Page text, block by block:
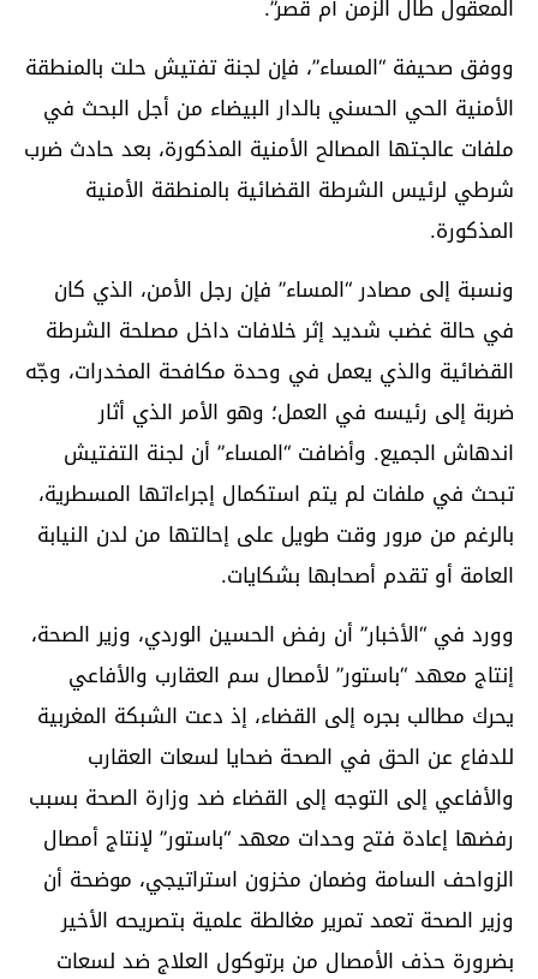
المعقول طال الزمن أم قصر”.
ووفق صحيفة “المساء”، فإن لجنة تفتيش حلت بالمنطقة
الأمنية الحي الحسني بالدار البيضاء من أجل البحث في
ملفات عالجتها المصالح الأمنية المذكورة، بعد حادث ضرب
شرطي لرئيس الشرطة القضائية بالمنطقة الأمنية
المذكورة.
ونسبة إلى مصادر “المساء” فإن رجل الأمن، الذي كان
في حالة غضب شديد إثر خلافات داخل مصلحة الشرطة
القضائية والذي يعمل في وحدة مكافحة المخدرات، وجّه
ضربة إلى رئيسه في العمل؛ وهو الأمر الذي أثار
اندهاش الجميع. وأضافت “المساء” أن لجنة التفتيش
تبحث في ملفات لم يتم استكمال إجراءاتها المسطرية،
بالرغم من مرور وقت طويل على إحالتها من لدن النيابة
العامة أو تقدم أصحابها بشكايات.
وورد في “الأخبار” أن رفض الحسين الوردي، وزير الصحة،
إنتاج معهد “باستور” لأمصال سم العقارب والأفاعي
يحرك مطالب بجره إلى القضاء، إذ دعت الشبكة المغربية
للدفاع عن الحق في الصحة ضحايا لسعات العقارب
والأفاعي إلى التوجه إلى القضاء ضد وزارة الصحة بسبب
رفضها إعادة فتح وحدات معهد “باستور” لإنتاج أمصال
الزواحف السامة وضمان مخزون استراتيجي، موضحة أن
وزير الصحة تعمد تمرير مغالطة علمية بتصريحه الأخير
بضرورة حذف الأمصال من برتوكول العلاج ضد لسعات